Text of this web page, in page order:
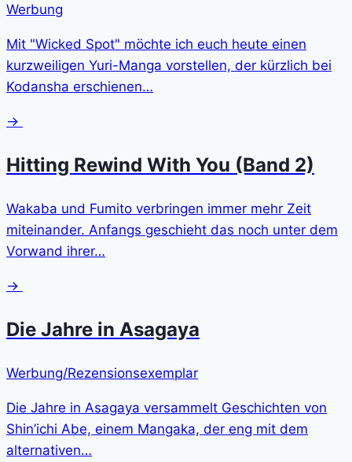
Werbung
Mit "Wicked Spot" möchte ich euch heute einen
kurzweiligen Yuri-Manga vorstellen, der kürzlich bei
Kodansha erschienen…
→
Hitting Rewind With You (Band 2)
Wakaba und Fumito verbringen immer mehr Zeit
miteinander. Anfangs geschieht das noch unter dem
Vorwand ihrer…
→
Die Jahre in Asagaya
Werbung/Rezensionsexemplar
Die Jahre in Asagaya versammelt Geschichten von
Shin’ichi Abe, einem Mangaka, der eng mit dem
alternativen…